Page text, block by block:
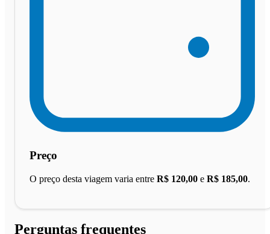
Preço
O preço desta viagem varia entre R$ 120,00 e R$ 185,00.
Perguntas frequentes